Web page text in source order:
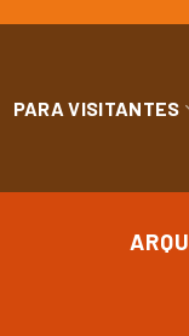
PARA VISITANTES